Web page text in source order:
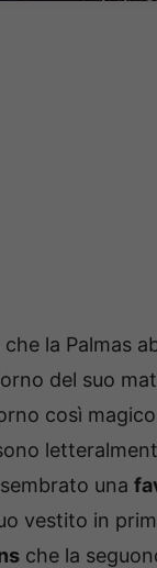
la Palmas
del suo
così
una
vestito in
che la